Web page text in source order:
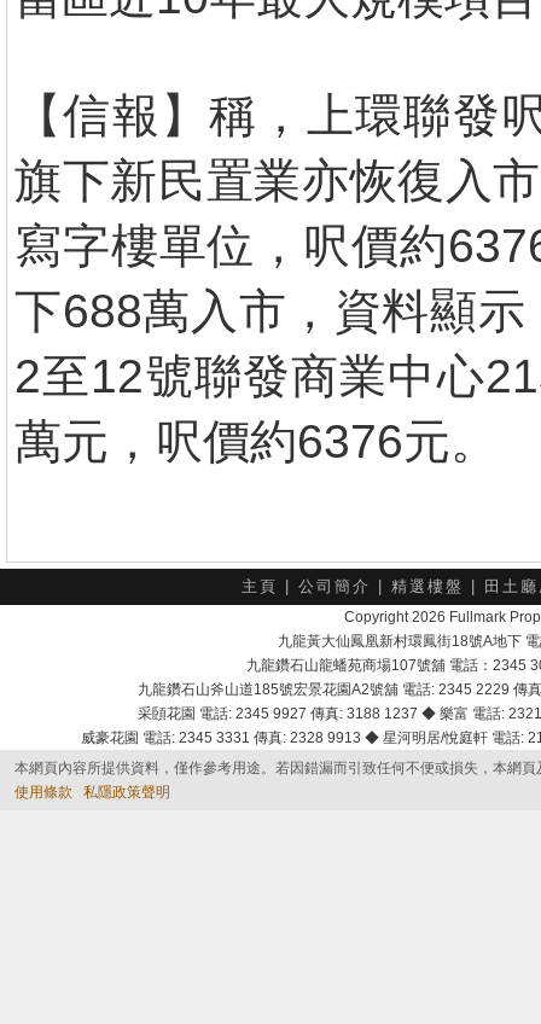
【信報】稱，上環聯發
旗下新民置業亦恢復入
寫字樓單位，呎價約
下688萬入市，資料顯
2至12號聯發商業中心
萬元，呎價約6376元。
主頁 公司簡介 精選樓盤 田土
Copyright 2026 Fullmark
九龍黃大仙鳳凰新村環鳳街18號A地下
九龍鑽石山龍蟠苑商場107號舖 電話：2345
九龍鑽石山斧山道185號宏景花園A2號舖 電話: 2345 2229
采頣花園 電話: 2345 9927 傳真: 3188 1237 ◆ 樂富 電話:
威豪花園 電話: 2345 3331 傳真: 2328 9913 ◆ 星河明居/悅庭軒 電話
本網頁內容所提供資料，僅作參考用途。若因錯漏而引致任何不便或損失，本網
使用條款
私隱政策聲明